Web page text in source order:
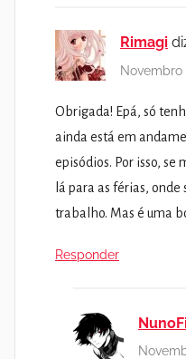
Rimagi
Novembro
Obrigada! Epá, só
ainda está em
episódios. Por isso, se
lá para as férias,
trabalho. Mas é uma
Responder